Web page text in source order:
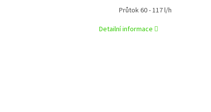
Průtok 60 - 117 l/h
Detailní informace